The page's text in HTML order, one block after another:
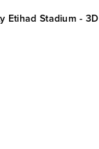
Etihad Stadium - 3D